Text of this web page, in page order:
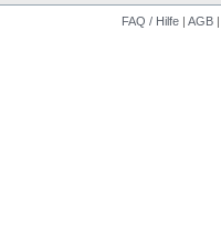
FAQ / Hilfe | AGB